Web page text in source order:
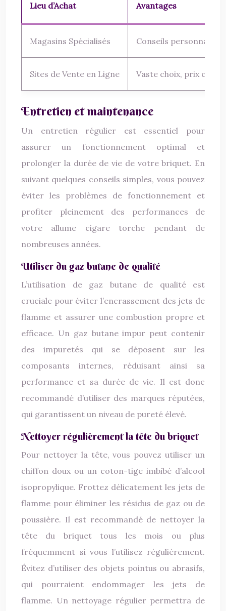
Lieu d’Achat Avantages
Magasins Spécialisés Conseils
Sites de Vente en Ligne Vaste choix, prix
Entretien et maintenance
Un entretien régulier est essentiel pour
assurer un fonctionnement optimal et
prolonger la durée de vie de votre briquet. En
suivant quelques conseils simples, vous pouvez
éviter les problèmes de fonctionnement et
profiter pleinement des performances de
votre allume cigare torche pendant de
nombreuses années.
Utiliser du gaz butane de qualité
L’utilisation de gaz butane de qualité est
cruciale pour éviter l’encrassement des jets de
flamme et assurer une combustion propre et
efficace. Un gaz butane impur peut contenir
des impuretés qui se déposent sur les
composants internes, réduisant ainsi sa
performance et sa durée de vie. Il est donc
recommandé d’utiliser des marques réputées,
qui garantissent un niveau de pureté élevé.
Nettoyer régulièrement la tête du briquet
Pour nettoyer la tête, vous pouvez utiliser un
chiffon doux ou un coton-tige imbibé d’alcool
isopropylique. Frottez délicatement les jets de
flamme pour éliminer les résidus de gaz ou de
poussière. Il est recommandé de nettoyer la
tête du briquet tous les mois ou plus
fréquemment si vous l’utilisez régulièrement.
Évitez d’utiliser des objets pointus ou abrasifs,
qui pourraient endommager les jets de
flamme. Un nettoyage régulier permettra de